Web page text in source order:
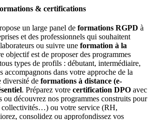
& certifications
un large panel de formations RGPD à
et des professionnels qui souhaitent
ou suivre une formation à la
objectif est de proposer des programmes
types de profils : débutant, intermédiaire,
accompagnons dans votre approche de la
diversité de formations à distance (e-
. Préparez votre certification DPO avec
ou découvrez nos programmes construits pour
collectivités…) ou votre service (RH,
consolidez ou approfondissez vos